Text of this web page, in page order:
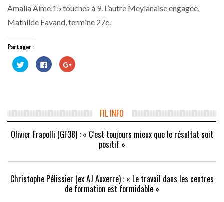
Amalia Aime,15 touches à ­9. L’autre Meylanaise engagée,
Mathilde Favand, termine 27e.
Partager :
Cliquez
pour
partager
fenêtre)
Cliquez
pour
partager
fenêtre)
Cliquez
pour
nouvelle
fenêtre)
FIL INFO
Olivier Frapolli (GF38) : « C’est toujours mieux que le résultat soit
positif »
Christophe Pélissier (ex AJ Auxerre) : « Le travail dans les centres
de formation est formidable »